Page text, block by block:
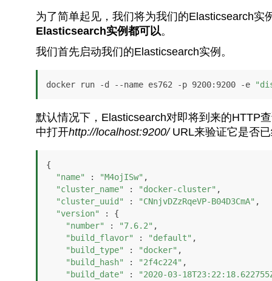
为了简单起见，我们将为我们的Elasticsearch实
Elasticsearch实例都可以。
我们首先启动我们的Elasticsearch实例。
docker run -d --name es762 -p 9200:9200 -e
默认情况下，Elasticsearch对即将到来的HTTP
中打开http://localhost:9200/ URL来验证它是否
{
"name"
: "M4ojISw" ,
"cluster_name"
: "docker-cluster" ,
"cluster_uuid"
: "CNnjvDZzRqeVP-B04D3CmA" ,
"version"
: {
"number"
: "7.6.2" ,
"build_flavor"
: "default" ,
"build_type"
: "docker" ,
"build_hash"
: "2f4c224" ,
"build_date"
:
"2020-03-